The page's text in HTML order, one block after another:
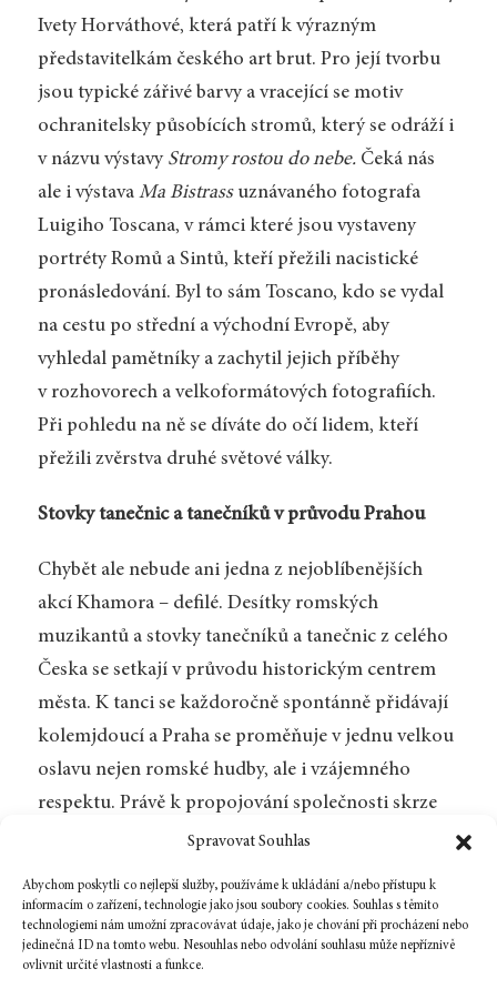
Spravovat Souhlas
Abychom poskytli co nejlepší služby, používáme k ukládání a/nebo přístupu k
informacím o zařízení, technologie jako jsou soubory cookies. Souhlas s těmito
technologiemi nám umožní zpracovávat údaje, jako je chování při procházení nebo
jedinečná ID na tomto webu. Nesouhlas nebo odvolání souhlasu může nepříznivě
ovlivnit určité vlastnosti a funkce.
Ivety Horváthové, která patří k výrazným
představitelkám českého art brut. Pro její tvorbu
jsou typické zářivé barvy a vracející se motiv
ochranitelsky působících stromů, který se odráží i
v názvu výstavy Stromy rostou do nebe. Čeká nás
ale i výstava Ma Bistrassuznávaného fotografa
Luigiho Toscana, v rámci které jsou vystaveny
portréty Romů a Sintů, kteří přežili nacistické
pronásledování. Byl to sám Toscano, kdo se vydal
na cestu po střední a východní Evropě, aby
vyhledal pamětníky a zachytil jejich příběhy
v rozhovorech a velkoformátových fotografiích.
Při pohledu na ně se díváte do očí lidem, kteří
přežili zvěrstva druhé světové války.
Stovky tanečnic a tanečníků v průvodu Prahou
Chybět ale nebude ani jedna z nejoblíbenějších
akcí Khamora – defilé. Desítky romských
muzikantů a stovky tanečníků a tanečnic z celého
Česka se setkají v průvodu historickým centrem
města. K tanci se každoročně spontánně přidávají
kolemjdoucí a Praha se proměňuje v jednu velkou
oslavu nejen romské hudby, ale i vzájemného
respektu. Právě k propojování společnosti skrze
kulturu ostatně festival přispívá už od svého
Festival Khamoro bude probíhat od 24. do 30.
května. Kompletní program je dostupný na